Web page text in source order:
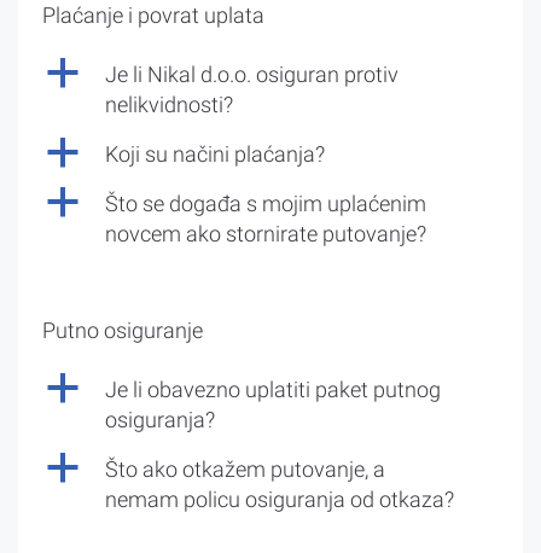
Plaćanje i povrat uplata
a
Je li Nikal d.o.o. osiguran protiv
nelikvidnosti?
a Koji su načini plaćanja?
a
Što se događa s mojim uplaćenim
novcem ako stornirate putovanje?
Putno osiguranje
a
Je li obavezno uplatiti paket putnog
osiguranja?
a
Što ako otkažem putovanje, a
nemam policu osiguranja od otkaza?